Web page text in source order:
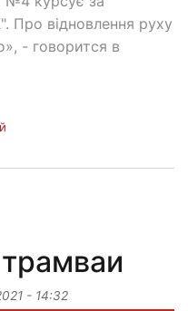
відновлення руху
- говорится в
- 14:32